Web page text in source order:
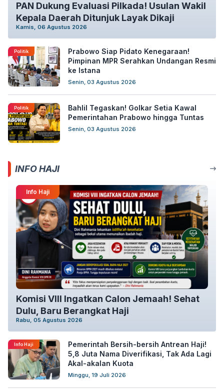
PAN Dukung Evaluasi Pilkada! Usulan Wakil
Kepala Daerah Ditunjuk Layak Dikaji
Kamis, 06 Agustus 2026
Politik
Prabowo Siap Pidato Kenegaraan!
Pimpinan MPR Serahkan Undangan Resmi
ke Istana
Senin, 03 Agustus 2026
Politik
Bahlil Tegaskan! Golkar Setia Kawal
Pemerintahan Prabowo hingga Tuntas
Senin, 03 Agustus 2026
INFO HAJI
Info Haji
Komisi VIII Ingatkan Calon Jemaah! Sehat
Dulu, Baru Berangkat Haji
Rabu, 05 Agustus 2026
Info Haji
Pemerintah Bersih-bersih Antrean Haji!
5,8 Juta Nama Diverifikasi, Tak Ada Lagi
Akal-akalan Kuota
Minggu, 19 Juli 2026